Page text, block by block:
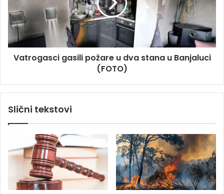
u
p
e
a
j
a
g
a
c
l
ž
Vatrogasci gasili požare u dva stana u Banjaluci
(FOTO)
Slični tekstovi